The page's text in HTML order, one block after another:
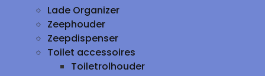
Lade Organizer
Zeephouder
Zeepdispenser
Toilet accessoires
Toiletrolhouder